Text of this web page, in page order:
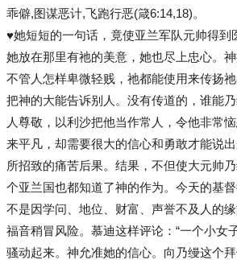
乖僻,图谋恶计,飞跑行恶(箴6:14,18)。
♥她短短的一句话，竟使亚兰军队元帅得到
她放在那里有祂的美意，她也尽上忠心。
不管人怎样卑微轻贱，祂都能使用来传扬
把神的大能告诉别人。没有传道的，谁能
人尊敬，以利沙把他当作常人，令他非常
来平凡，却需要很大的信心和勇敢才能说
所招致的痛苦后果。结果，不但使大元帅
个亚兰国也都知道了神的作为。今天的基
不是因学问、地位、财富、声誉不及人的
福音稍冒风险。慕迪这样评论：“一个小女
骚动起来。神允准她的信心。向乃缦这个